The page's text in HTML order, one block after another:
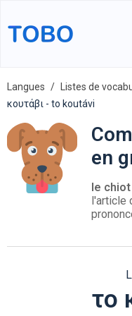
Langues Listes de
κουτάβι - to koutávi
en
le chiot
l'article
το